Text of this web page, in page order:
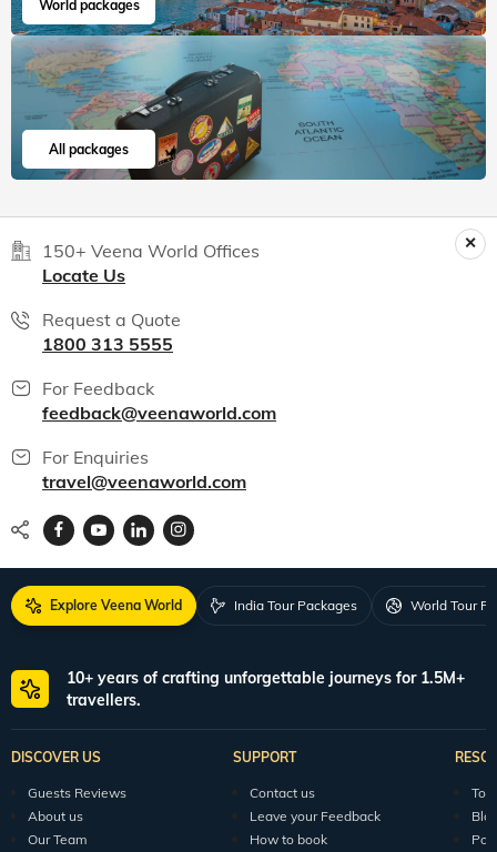
World packages
All packages
150+ Veena World Offices
Locate Us
Request a Quote
1800 313 5555
For Feedback
feedback@veenaworld.com
For Enquiries
travel@veenaworld.com
Explore Veena World India Tour Packages World Tour
10+ years of crafting unforgettable journeys for 1.5M+
travellers.
DISCOVER US
Guests Reviews
About us
Our Team
SUPPORT
Contact us
Leave your Feedback
How to book